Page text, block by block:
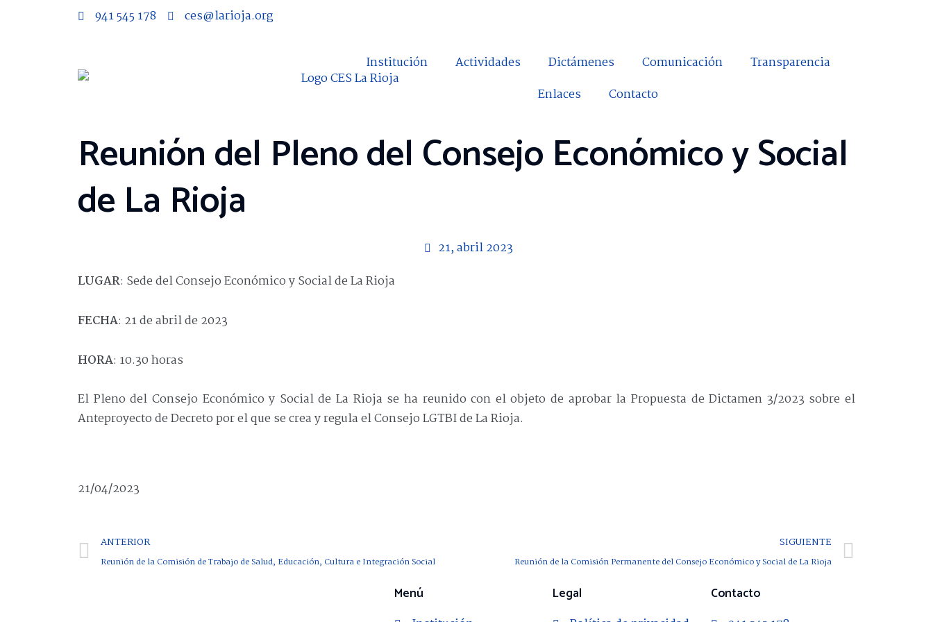
941 545 178 ces@larioja.org
Institución Actividades Dictámenes Comunicación
Transparencia
Enlaces
Contacto
Reunión del Pleno del Consejo Económico y Social
de La Rioja
21, abril 2023
LUGAR: Sede del Consejo Económico y Social de La Rioja
FECHA: 21 de abril de 2023
HORA: 10.30 horas
El Pleno del Consejo Económico y Social de La Rioja se ha reunido con el objeto de aprobar la Propuesta de Dictamen 3/2023 sobre el
Anteproyecto de Decreto por el que se crea y regula el Consejo LGTBI de La Rioja.
21/04/2023
ANTERIOR
Reunión de la Comisión de Trabajo de Salud, Educación, Cultura e Integración Social
SIGUIENTE
Reunión de la Comisión Permanente del Consejo Económico y Social de La Rioja
Menú Legal Contacto